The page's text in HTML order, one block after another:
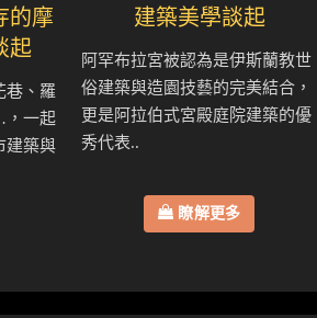
的摩
起
巷、羅
，一起
建築與
建築美學談起
阿罕布拉宮被認為是伊斯蘭教世
俗建築與造園技藝的完美結合，
更是阿拉伯式宮殿庭院建築的優
秀代表..
瞭解更多